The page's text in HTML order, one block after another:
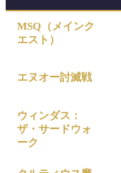
MSQ（メインク
エスト）
エヌオー討滅戦
ウィンダス：
ザ・サードウォ
ーク